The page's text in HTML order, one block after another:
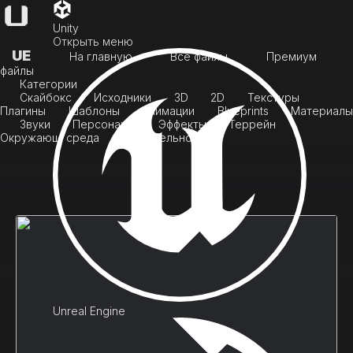
Unity
Открыть меню
Unreal Engine
UE На главную Все файлы
Премиум
файлы
Категории
Скайбокс
Исходники 3D 2D
Текстуры
Плагины
Шаблоны Анимации Blueprints
Материалы
Звуки
Персонажи Эффекты
Террейн
Окружающ. среда
Растительность